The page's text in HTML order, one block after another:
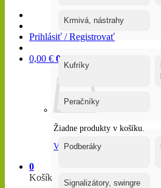
Prihlásiť / Registrovať
0,00 € 0
Žiadne produkty v košíku.
Vrátiť sa do obchodu
0
Košík
Krmivá, nástrahy
Kufríky
Peračníky
Podberáky
Signalizátory, swingre